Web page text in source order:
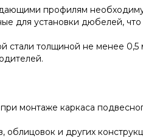
профилям
для установки дюбелей,
толщиной не менее 0,5
монтаже каркаса
облицовок и других